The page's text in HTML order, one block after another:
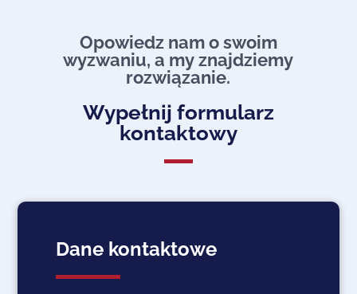
Opowiedz nam o swoim
wyzwaniu, a my znajdziemy
rozwiązanie.​
Wypełnij formularz
kontaktowy
Dane kontaktowe